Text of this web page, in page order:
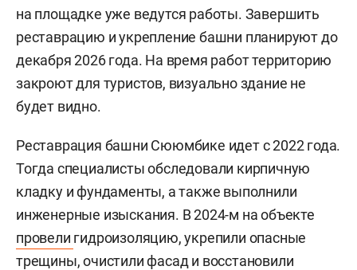
на площадке уже ведутся работы. Завершить
реставрацию и укрепление башни планируют до
декабря 2026 года. На время работ территорию
закроют для туристов, визуально здание не
будет видно.
Реставрация башни Сююмбике идет с 2022 года.
Тогда специалисты обследовали кирпичную
кладку и фундаменты, а также выполнили
инженерные изыскания. В 2024-м на объекте
провели гидроизоляцию, укрепили опасные
трещины, очистили фасад и восстановили